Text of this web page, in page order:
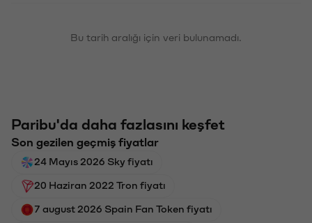
Bu tarih aralığı için veri bulunamadı.
Paribu'da daha fazlasını keşfet
Son gezilen geçmiş fiyatlar
24 Mayıs 2026 Sky fiyatı
20 Haziran 2022 Tron fiyatı
7 august 2026 Spain Fan Token fiyatı